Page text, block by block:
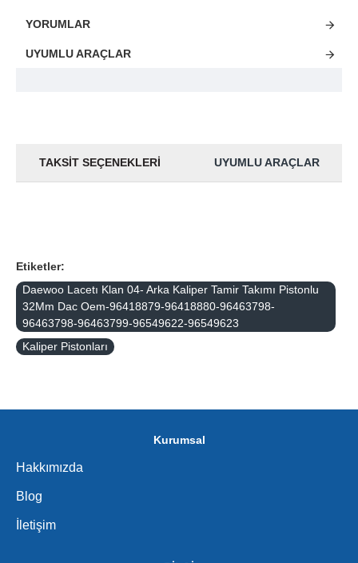
YORUMLAR
UYUMLU ARAÇLAR
TAKSIT SEÇENEKLERI UYUMLU ARAÇLAR
Etiketler:
Daewoo Lacetı Klan 04- Arka Kaliper Tamir Takımı Pistonlu
32Mm Dac Oem-96418879-96418880-96463798-
96463798-96463799-96549622-96549623
Kaliper Pistonları
Kurumsal
Hakkımızda
Blog
İletişim